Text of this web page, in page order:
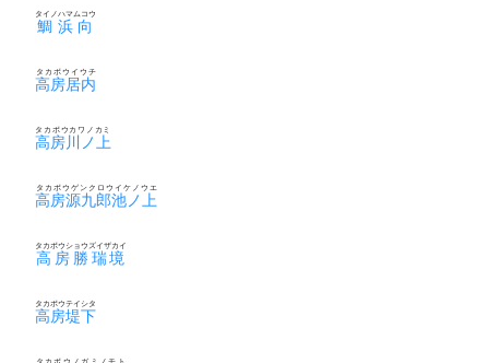
鯛浜向
タイノハマムコウ
高房居内
タカボウイウチ
高房川ノ上
タカボウカワノカミ
高房源九郎池ノ上
タカボウゲンクロウイケノウエ
高房勝瑞境
タカボウショウズイザカイ
高房堤下
タカボウテイシタ
タカボウノガミノモト